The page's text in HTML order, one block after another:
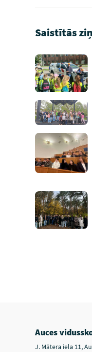
Saistītās
Auces
J. Mātera iela 11,